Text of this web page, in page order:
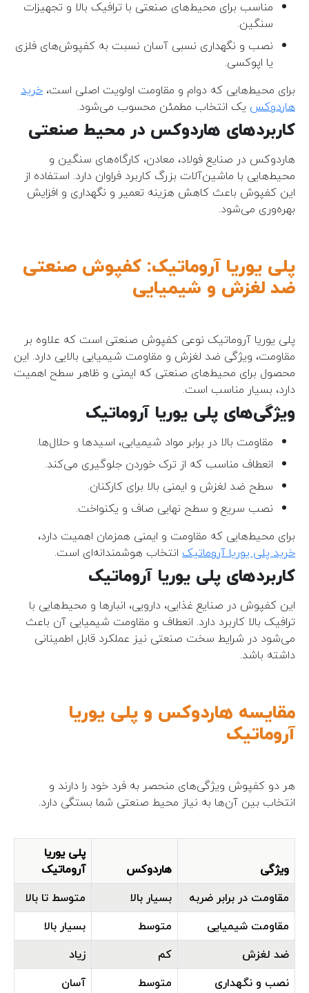
مناسب برای محیط‌های صنعتی با ترافیک بالا و تجهیزات
سنگین.
نصب و نگهداری نسبی آسان نسبت به کفپوش‌های فلزی
یا اپوکسی.
برای محیط‌هایی که دوام و مقاومت اولویت اصلی است، خرید
هاردوکس یک انتخاب مطمئن محسوب می‌شود.
کاربردهای هاردوکس در محیط صنعتی
هاردوکس در صنایع فولاد، معادن، کارگاه‌های سنگین و
محیط‌هایی با ماشین‌آلات بزرگ کاربرد فراوان دارد. استفاده از
این کفپوش باعث کاهش هزینه تعمیر و نگهداری و افزایش
بهره‌وری می‌شود.
پلی یوریا آروماتیک: کفپوش صنعتی
ضد لغزش و شیمیایی
پلی یوریا آروماتیک نوعی کفپوش صنعتی است که علاوه بر
مقاومت، ویژگی ضد لغزش و مقاومت شیمیایی بالایی دارد. این
محصول برای محیط‌های صنعتی که ایمنی و ظاهر سطح اهمیت
دارد، بسیار مناسب است.
ویژگی‌های پلی یوریا آروماتیک
مقاومت بالا در برابر مواد شیمیایی، اسیدها و حلال‌ها.
انعطاف مناسب که از ترک خوردن جلوگیری می‌کند.
سطح ضد لغزش و ایمنی بالا برای کارکنان.
نصب سریع و سطح نهایی صاف و یکنواخت.
برای محیط‌هایی که مقاومت و ایمنی همزمان اهمیت دارد،
خرید پلی یوریا آروماتیک انتخاب هوشمندانه‌ای است.
کاربردهای پلی یوریا آروماتیک
این کفپوش در صنایع غذایی، دارویی، انبارها و محیط‌هایی با
ترافیک بالا کاربرد دارد. انعطاف و مقاومت شیمیایی آن باعث
می‌شود در شرایط سخت صنعتی نیز عملکرد قابل اطمینانی
داشته باشد.
مقایسه هاردوکس و پلی یوریا
آروماتیک
هر دو کفپوش ویژگی‌های منحصر به فرد خود را دارند و
انتخاب بین آن‌ها به نیاز محیط صنعتی شما بستگی دارد.
ویژگی هاردوکس
پلی یوریا
آروماتیک
مقاومت در برابر ضربه
بسیار بالا
متوسط تا بالا
مقاومت شیمیایی
متوسط
بسیار بالا
ضد لغزش
کم
زیاد
نصب و نگهداری
متوسط
آسان